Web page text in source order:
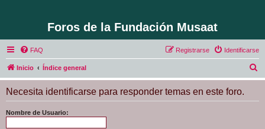
Foros de la Fundación Musaat
FAQ Identificarse
Registrarse
Inicio Índice general
u
Necesita identificarse para responder temas en este foro.
Nombre de Usuario: